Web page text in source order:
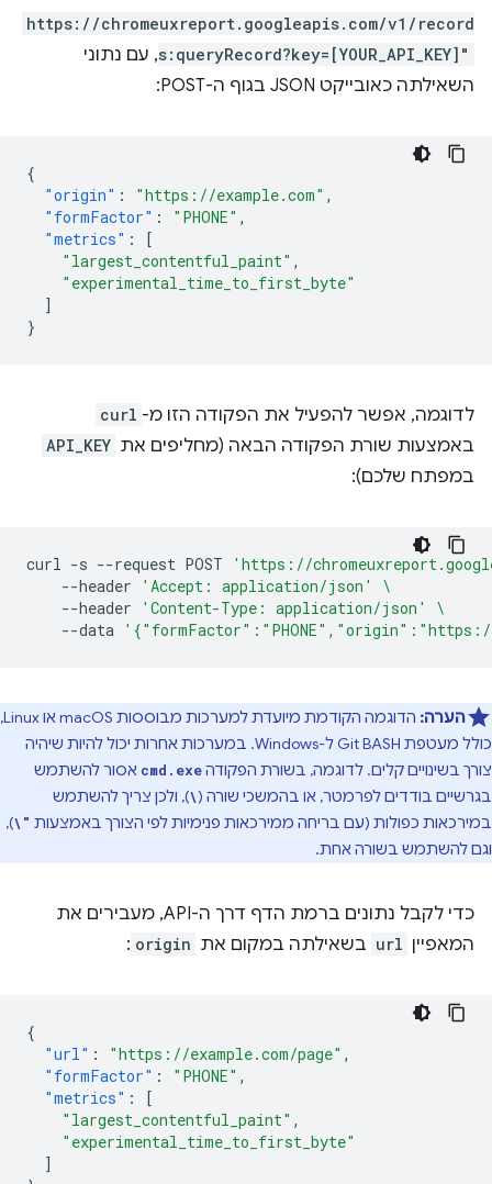
https://chromeuxreport.googleapis.com/v1/record
s:queryRecord?key=[YOUR_API_KEY]", עם נתוני
השאילתה כאובייקט JSON בגוף ה-POST:
{
"origin" : "https://example.com" ,
"formFactor" : "PHONE" ,
"metrics" :
[
"largest_contentful_paint" ,
"experimental_time_to_first_byte"
]
}
לדוגמה, אפשר להפעיל את הפקודה הזו מ- curl
באמצעות שורת הפקודה הבאה (מחליפים את API_KEY
במפתח שלכם):
curl -s --request POST
'https://
--header
'Accept: application/json'
\
--header
'Content-Type: application/json'
\
--data
הערה:
הדוגמה הקודמת מיועדת למערכות מבוססות macOS או Linux,
כולל מעטפת Git BASH ל-Windows. במערכות אחרות יכול להיות שיהיה
צורך בשינויים קלים. לדוגמה, בשורת הפקודהcmd.exe אסור להשתמש
בגרשיים בודדים לפרמטר, או בהמשכי שורה (\), ולכן צריך להשתמש
במירכאות כפולות (עם בריחה ממירכאות פנימיות לפי הצורך באמצעות \"
),
וגם להשתמש בשורה אחת.
כדי לקבל נתונים ברמת הדף דרך ה-API, מעבירים את
המאפיין url בשאילתה במקום את origin
:
{
"url" : "https://example.com/page" ,
"formFactor" : "PHONE" ,
"metrics" :
[
"largest_contentful_paint" ,
"experimental_time_to_first_byte"
]